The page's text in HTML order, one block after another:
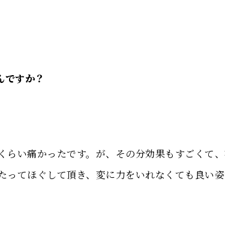
すか？
い痛かったです。が、その分効果もすごくて
てほぐして頂き、変に力をいれなくても良い